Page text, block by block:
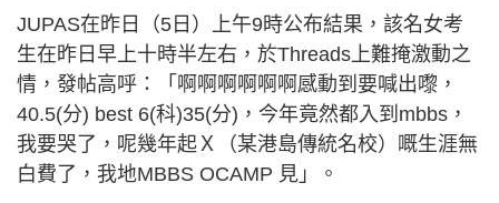
JUPAS在昨日（5日）上午9時公布結果，該名女考
生在昨日早上十時半左右，於Threads上難掩激動之
情，發帖高呼：「啊啊啊啊啊啊感動到要喊出嚟，
40.5(分) best 6(科)35(分)，今年竟然都入到mbbs，
我要哭了，呢幾年起Ｘ（某港島傳統名校）嘅生涯無
白費了，我地MBBS OCAMP 見」。